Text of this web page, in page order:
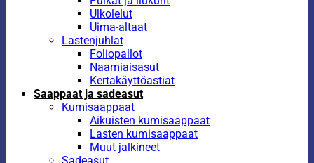
Ulkolelut
Uima-altaat
Lastenjuhlat
Foliopallot
Naamiaisasut
Kertakäyttöastiat
Saappaat ja sadeasut
Kumisaappaat
Aikuisten kumisaappaat
Lasten kumisaappaat
Muut jalkineet